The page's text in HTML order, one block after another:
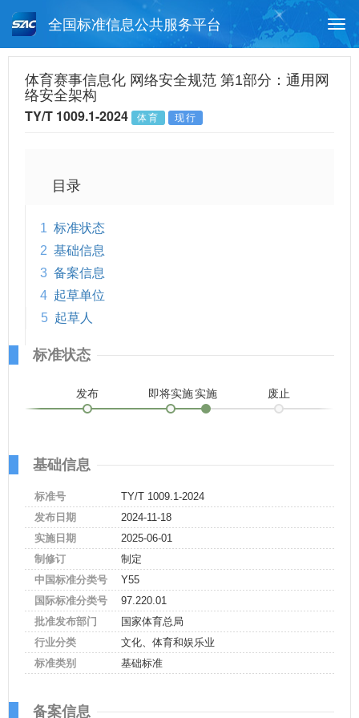
全国标准信息公共服务平台
标准公告查询
体育赛事信息化 网络安全规范 第1部分：通用网
络安全架构
TY/T 1009.1-2024 体育 现行
目录
1 标准状态
2 基础信息
3 备案信息
4 起草单位
5 起草人
标准状态
发布 即将实施实施 废止
基础信息
标准号
TY/T 1009.1-2024
发布日期
2024-11-18
实施日期
2025-06-01
制修订
制定
中国标准分类号
Y55
国际标准分类号
97.220.01
批准发布部门
国家体育总局
行业分类
文化、体育和娱乐业
标准类别
基础标准
备案信息